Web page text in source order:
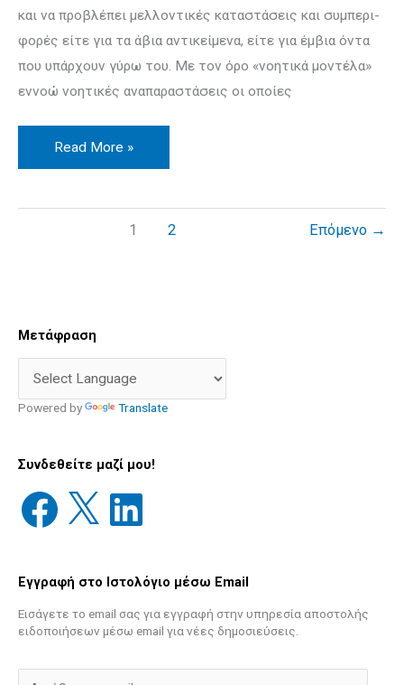
και να προβλέπει μελλοντικές καταστάσεις και συ­μπερι­
φορές είτε για τα άβια αντικείμενα, είτε για έμβια όντα
που υπάρχουν γύρω του. Με τον όρο «νοητικά μοντέλα»
εννοώ νοητικές αναπαραστάσεις οι οποίες
Read More »
1 2 Επόμενο →
Μετάφραση
Powered by Translate
Συνδεθείτε μαζί μου!
Facebook
X
Εγγραφή στο Ιστολόγιο μέσω Email
Εισάγετε το email σας για εγγραφή στην υπηρεσία αποστολής
ειδοποιήσεων μέσω email για νέες δημοσιεύσεις.
Διεύθυνση
Παλιές